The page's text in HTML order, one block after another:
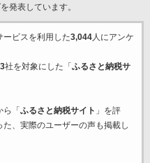
発表しています。
ービスを利用した3,044人にアンケ
社を対象にした「 ふるさと納税サ
「 ふるさと納税サイト 」を評
、実際のユーザーの声も掲載し